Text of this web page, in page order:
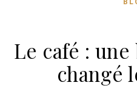
Le café :
changé